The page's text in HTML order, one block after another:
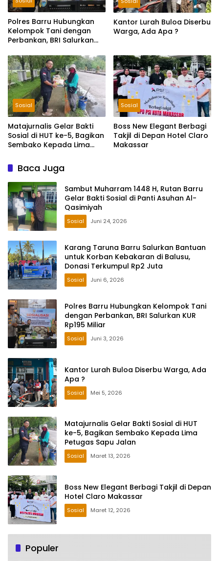
Polres Barru Hubungkan
Kelompok Tani dengan
Perbankan, BRI Salurkan
Kantor Lurah Buloa Diserbu
Warga, Ada Apa ?
Sosial
Matajurnalis Gelar Bakti
Sosial di HUT ke-5, Bagikan
Sembako Kepada Lima
Sosial
Boss New Elegant Berbagi
Takjil di Depan Hotel Claro
Makassar
Baca Juga
Sambut Muharram 1448 H, Rutan Barru
Gelar Bakti Sosial di Panti Asuhan Al-
Qasimiyah
Sosial Juni 24, 2026
Karang Taruna Barru Salurkan Bantuan
untuk Korban Kebakaran di Balusu,
Donasi Terkumpul Rp2 Juta
Sosial Juni 6, 2026
Polres Barru Hubungkan Kelompok Tani
dengan Perbankan, BRI Salurkan KUR
Rp195 Miliar
Sosial Juni 3, 2026
Kantor Lurah Buloa Diserbu Warga, Ada
Apa ?
Sosial Mei 5, 2026
Matajurnalis Gelar Bakti Sosial di HUT
ke-5, Bagikan Sembako Kepada Lima
Petugas Sapu Jalan
Sosial Maret 13, 2026
Boss New Elegant Berbagi Takjil di Depan
Hotel Claro Makassar
Sosial Maret 12, 2026
Populer